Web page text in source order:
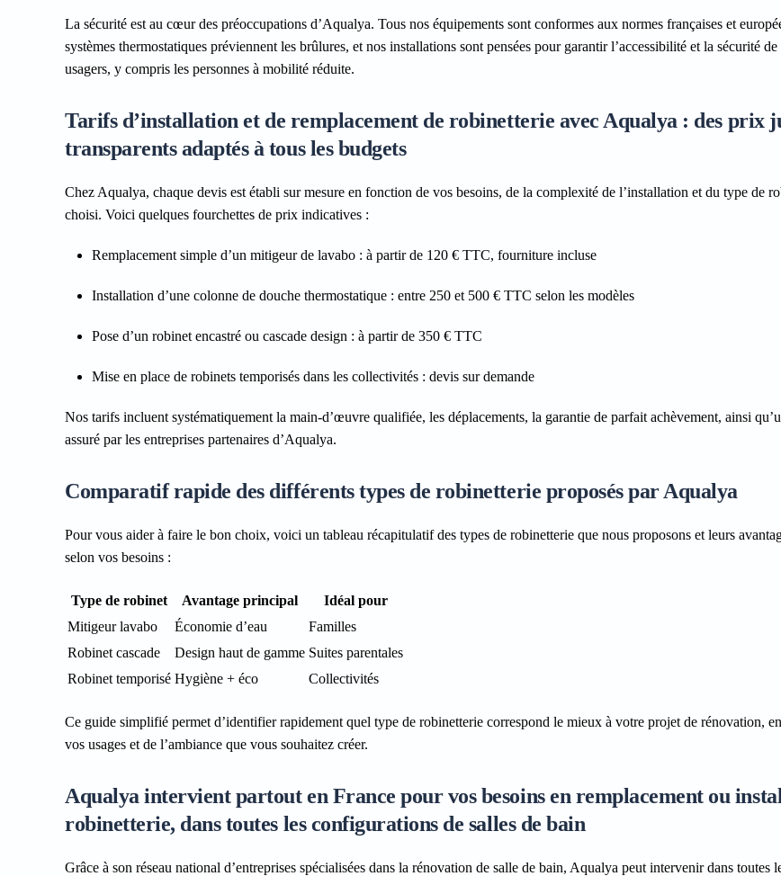
La sécurité est au cœur des préoccupations d’Aqualya. Tous nos équipements sont conformes aux normes françaises et
systèmes thermostatiques préviennent les brûlures, et nos installations sont pensées pour garantir l’accessibilité et la sécurité de
usagers, y compris les personnes à mobilité réduite.
Tarifs d’installation et de remplacement de robinetterie avec Aqualya : des prix
transparents adaptés à tous les budgets
Chez Aqualya, chaque devis est établi sur mesure en fonction de vos besoins, de la complexité de l’installation et du type de
choisi. Voici quelques fourchettes de prix indicatives :
Remplacement simple d’un mitigeur de lavabo : à partir de 120 € TTC, fourniture incluse
Installation d’une colonne de douche thermostatique : entre 250 et 500 € TTC selon les modèles
Pose d’un robinet encastré ou cascade design : à partir de 350 € TTC
Mise en place de robinets temporisés dans les collectivités : devis sur demande
Nos tarifs incluent systématiquement la main-d’œuvre qualifiée, les déplacements, la garantie de parfait achèvement, ainsi
assuré par les entreprises partenaires d’Aqualya.
Comparatif rapide des différents types de robinetterie proposés par Aqualya
Pour vous aider à faire le bon choix, voici un tableau récapitulatif des types de robinetterie que nous proposons et leurs
selon vos besoins :
Type de robinet Avantage principal
Idéal pour
Mitigeur lavabo
Économie d’eau
Familles
Robinet cascade
Design haut de gamme Suites parentales
Robinet temporisé Hygiène + éco Collectivités
Ce guide simplifié permet d’identifier rapidement quel type de robinetterie correspond le mieux à votre projet de rénovation,
vos usages et de l’ambiance que vous souhaitez créer.
Aqualya intervient partout en France pour vos besoins en remplacement ou
robinetterie, dans toutes les configurations de salles de bain
Grâce à son réseau national d’entreprises spécialisées dans la rénovation de salle de bain, Aqualya peut intervenir dans toutes